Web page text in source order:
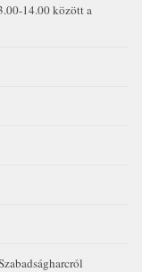
14.00 között a